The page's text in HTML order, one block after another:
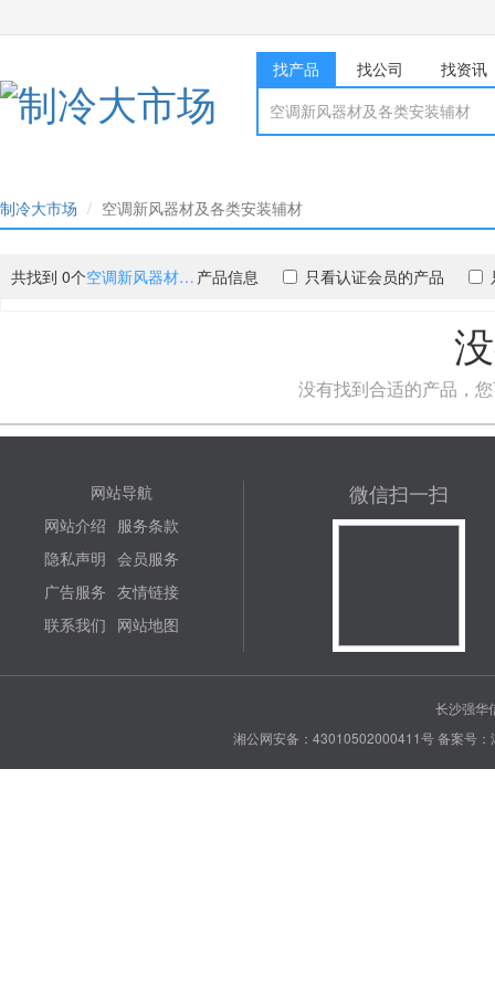
找产品 找公司 找资讯
制冷大市场 空调新风器材及各类安装辅材
共找到 0个 空调新风器材及各类安装辅材 产品信息 只看认证会员的产品
没有找到合适的产品，
网站导航
网站介绍 服务条款
隐私声明 会员服务
广告服务 友情链接
联系我们 网站地图
微信扫一扫
长沙强华
湘公网安备：43010502000411号备案号